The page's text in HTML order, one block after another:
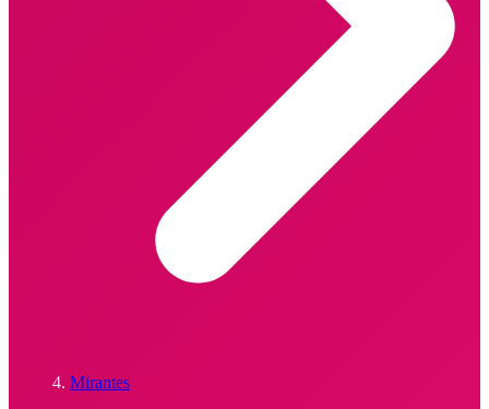
Mirantes